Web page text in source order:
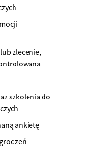
zlecenie,
szkolenia do
ankietę